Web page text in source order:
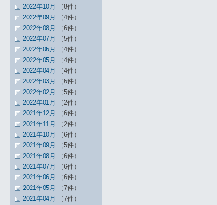
2022年10月
（8件）
2022年09月
（4件）
2022年08月
（6件）
2022年07月
（5件）
2022年06月
（4件）
2022年05月
（4件）
2022年04月
（4件）
2022年03月
（6件）
2022年02月
（5件）
2022年01月
（2件）
2021年12月
（6件）
2021年11月
（2件）
2021年10月
（6件）
2021年09月
（5件）
2021年08月
（6件）
2021年07月
（6件）
2021年06月
（6件）
2021年05月
（7件）
2021年04月
（7件）